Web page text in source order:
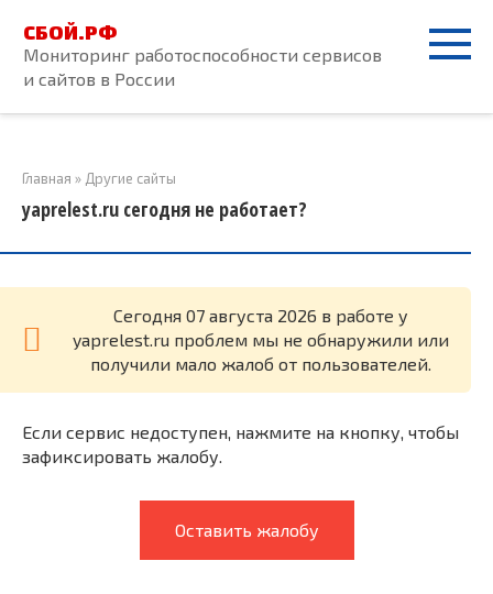
контенту
СБОЙ.РФ
Мониторинг работоспособности сервисов
и сайтов в России
Главная » Другие сайты
yaprelest.ru сегодня не работает?
Cегодня 07 августа 2026 в работе у
yaprelest.ru проблем мы не обнаружили или
получили мало жалоб от пользователей.
Если сервис недоступен, нажмите на кнопку, чтобы
зафиксировать жалобу.
Оставить жалобу